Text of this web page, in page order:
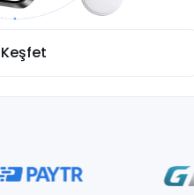
Keşfet